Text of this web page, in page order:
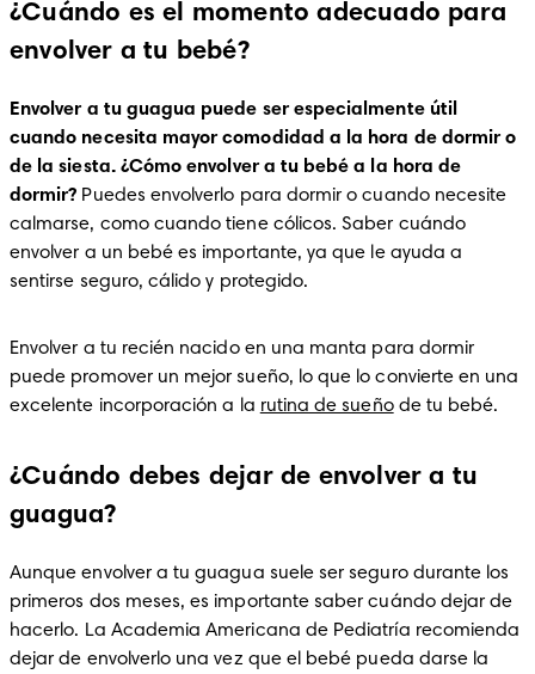
¿Cuándo es el momento adecuado para
envolver a tu bebé?
Envolver a tu guagua puede ser especialmente útil
cuando necesita mayor comodidad a la hora de dormir o
de la siesta. ¿Cómo envolver a tu bebé a la hora de
dormir? Puedes envolverlo para dormir o cuando necesite
calmarse, como cuando tiene cólicos. Saber cuándo
envolver a un bebé es importante, ya que le ayuda a
sentirse seguro, cálido y protegido.
Envolver a tu recién nacido en una manta para dormir
puede promover un mejor sueño, lo que lo convierte en una
excelente incorporación a la rutina de sueño de tu bebé.
¿Cuándo debes dejar de envolver a tu
guagua?
Aunque envolver a tu guagua suele ser seguro durante los
primeros dos meses, es importante saber cuándo dejar de
hacerlo. La Academia Americana de Pediatría recomienda
dejar de envolverlo una vez que el bebé pueda darse la